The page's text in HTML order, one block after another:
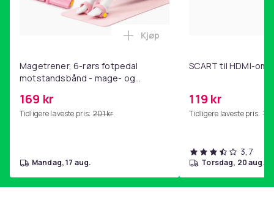
Magetrener, 6-rørs fotpedal
motstandsbånd - mage- og
hjemmegymnastikk Pink
169 kr
Tidligere laveste pris: 201 kr
Legg Magetrener, 6-rørs
Kjøp
mandag, 17 aug.
SCART til HDMI-
119 kr
Tidligere laveste pris:
3,7
torsdag, 20 aug.